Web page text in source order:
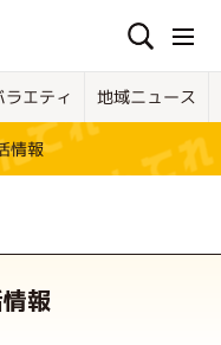
ラエティ 地域ニュース
情報
報